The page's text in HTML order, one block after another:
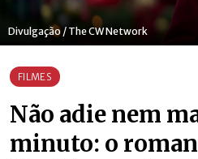
Divulgação / The CW Network
FILMES
Não adie nem
minuto: o